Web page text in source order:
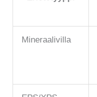
Mineraalivilla